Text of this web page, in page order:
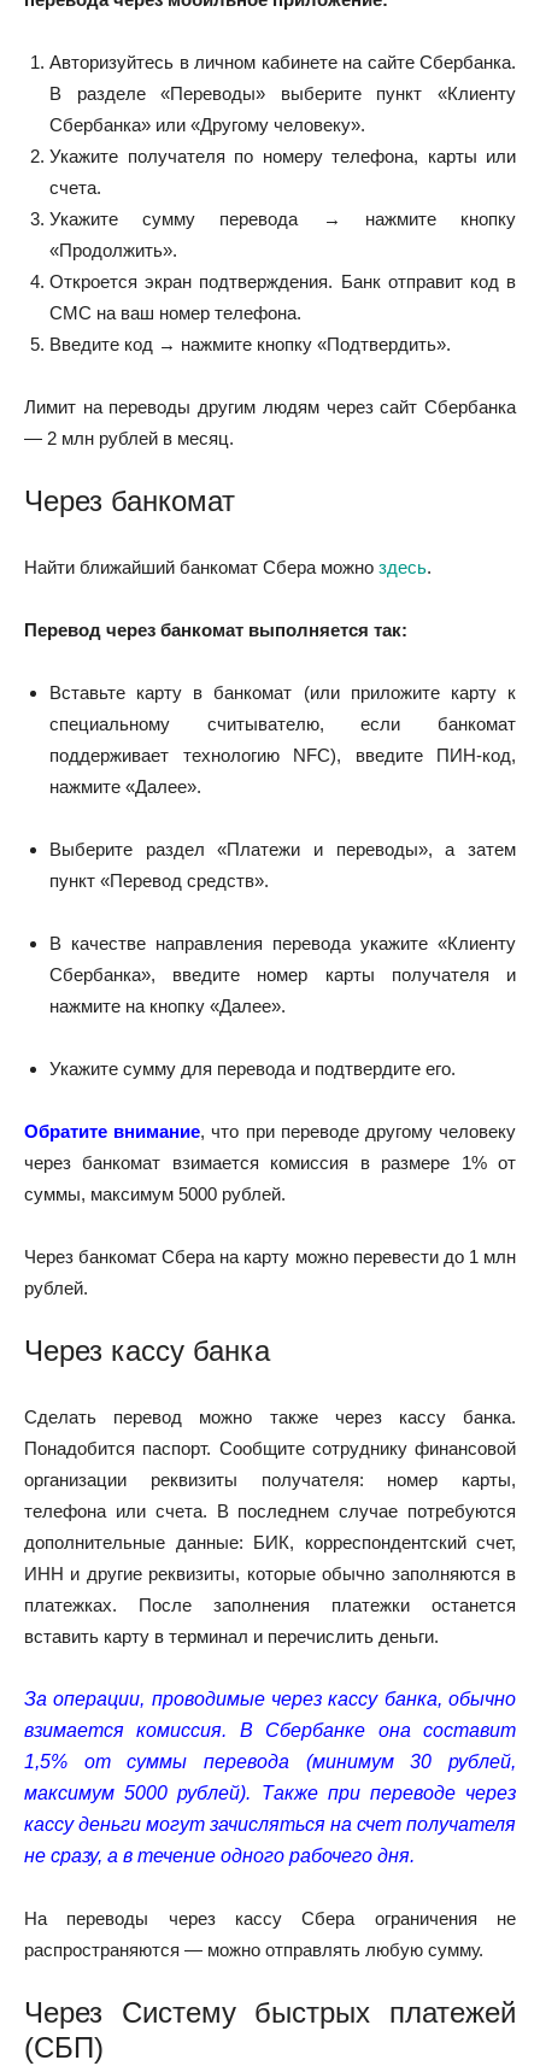
Авторизуйтесь в личном кабинете на сайте Сбербанка.
В разделе «Переводы» выберите пункт «Клиенту
Сбербанка» или «Другому человеку».
Укажите получателя по номеру телефона, карты или
счета.
Укажите сумму перевода → нажмите кнопку
«Продолжить».
Откроется экран подтверждения. Банк отправит код в
СМС на ваш номер телефона.
Введите код → нажмите кнопку «Подтвердить».
Лимит на переводы другим людям через сайт Сбербанка
— 2 млн рублей в месяц.
Через банкомат
Найти ближайший банкомат Сбера можно здесь.
Перевод через банкомат выполняется так:
Вставьте карту в банкомат (или приложите карту к
специальному считывателю, если банкомат
поддерживает технологию NFC), введите ПИН-код,
нажмите «Далее».
Выберите раздел «Платежи и переводы», а затем
пункт «Перевод средств».
В качестве направления перевода укажите «Клиенту
Сбербанка», введите номер карты получателя и
нажмите на кнопку «Далее».
Укажите сумму для перевода и подтвердите его.
Обратите внимание, что при переводе другому человеку
через банкомат взимается комиссия в размере 1% от
суммы, максимум 5000 рублей.
Через банкомат Сбера на карту можно перевести до 1 млн
рублей.
Через кассу банка
Сделать перевод можно также через кассу банка.
Понадобится паспорт. Сообщите сотруднику финансовой
организации реквизиты получателя: номер карты,
телефона или счета. В последнем случае потребуются
дополнительные данные: БИК, корреспондентский счет,
ИНН и другие реквизиты, которые обычно заполняются в
платежках. После заполнения платежки останется
вставить карту в терминал и перечислить деньги.
За операции, проводимые через кассу банка, обычно
взимается комиссия. В Сбербанке она составит
1,5% от суммы перевода (минимум 30 рублей,
максимум 5000 рублей). Также при переводе через
кассу деньги могут зачисляться на счет получателя
не сразу, а в течение одного рабочего дня.
На переводы через кассу Сбера ограничения не
распространяются — можно отправлять любую сумму.
Через Систему быстрых платежей
(СБП)